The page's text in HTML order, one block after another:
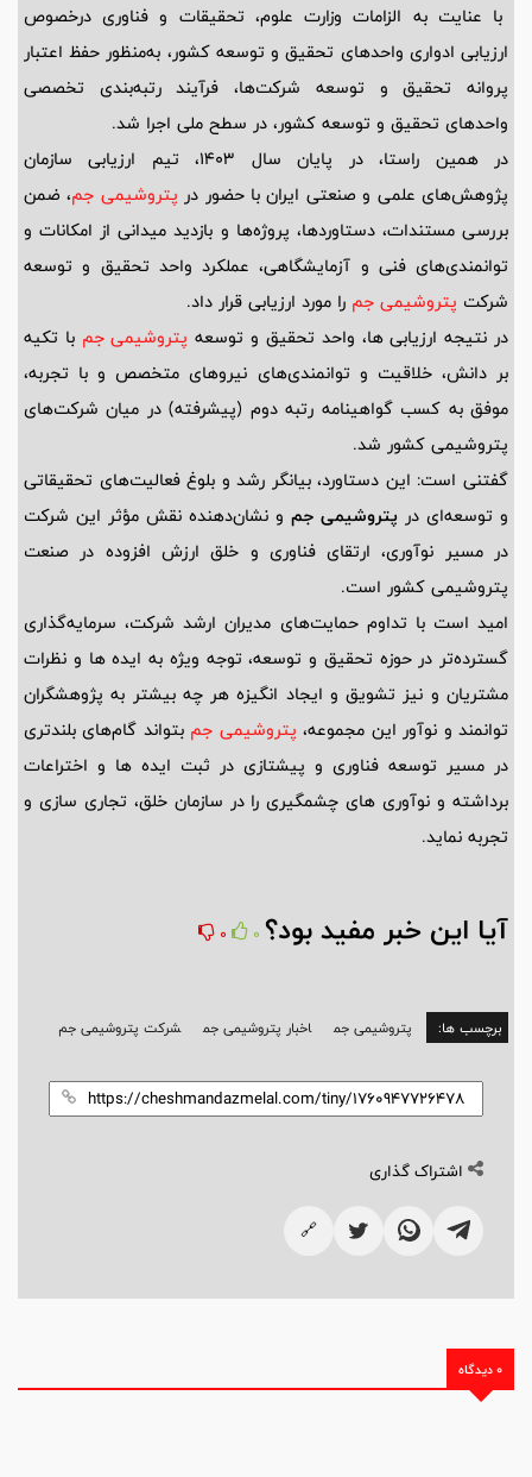
با عنایت به الزامات وزارت علوم، تحقیقات و فناوری درخصوص
ارزیابی ادواری واحدهای تحقیق و توسعه کشور، به‌منظور حفظ اعتبار
پروانه تحقیق و توسعه شرکت‌ها، فرآیند رتبه‌بندی تخصصی
واحدهای تحقیق و توسعه کشور، در سطح ملی اجرا شد.
در همین راستا، در پایان سال 1403، تیم ارزیابی سازمان
پژوهش‌های علمی و صنعتی ایران با حضور در پتروشیمی جم، ضمن
بررسی مستندات، دستاوردها، پروژه‌ها و بازدید میدانی از امکانات و
توانمندی‌های فنی و آزمایشگاهی، عملکرد واحد تحقیق و توسعه
شرکت پتروشیمی جم را مورد ارزیابی قرار داد.
در نتیجه ارزیابی ها، واحد تحقیق و توسعه پتروشیمی جم با تکیه
بر دانش، خلاقیت و توانمندی‌های نیروهای متخصص و با تجربه،
موفق به کسب گواهینامه رتبه دوم (پیشرفته) در میان شرکت‌های
پتروشیمی کشور شد.
گفتنی است: این دستاورد، بیانگر رشد و بلوغ فعالیت‌های تحقیقاتی
و توسعه‌ای در پتروشیمی جم و نشان‌دهنده نقش مؤثر این شرکت
در مسیر نوآوری، ارتقای فناوری و خلق ارزش افزوده در صنعت
پتروشیمی کشور است.
امید است با تداوم حمایت‌های مدیران ارشد شرکت، سرمایه‌گذاری
گسترده‌تر در حوزه تحقیق و توسعه، توجه ویژه به ایده ها و نظرات
مشتریان و نیز تشویق و ایجاد انگیزه هر چه بیشتر به پژوهشگران
توانمند و نوآور این مجموعه، پتروشیمی جم بتواند گام‌های بلندتری
در مسیر توسعه فناوری و پیشتازی در ثبت ایده ها و اختراعات
برداشته و نوآوری های چشمگیری را در سازمان خلق، تجاری سازی و
تجربه نماید.
آیا این خبر مفید بود؟ 0
0
برچسب ها: پتروشیمی جم اخبار پتروشیمی جم شرکت پتروشیمی جم
اشتراک گذاری
🔗
0 دیدگاه